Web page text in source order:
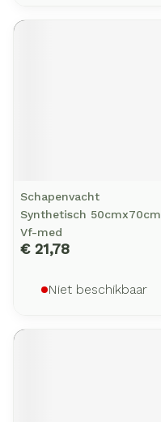
Schapenvacht
Synthetisch 50cmx70cm
Vf-med
€ 21,78
Niet beschikbaar